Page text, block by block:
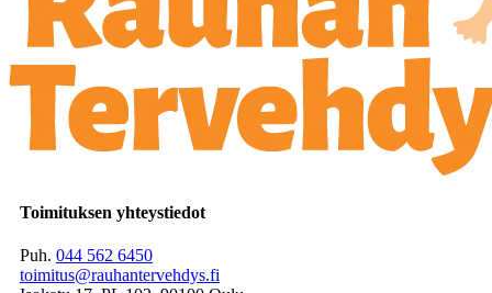
Toimituksen yhteystiedot
Puh. 044 562 6450
toimitus@rauhantervehdys.fi